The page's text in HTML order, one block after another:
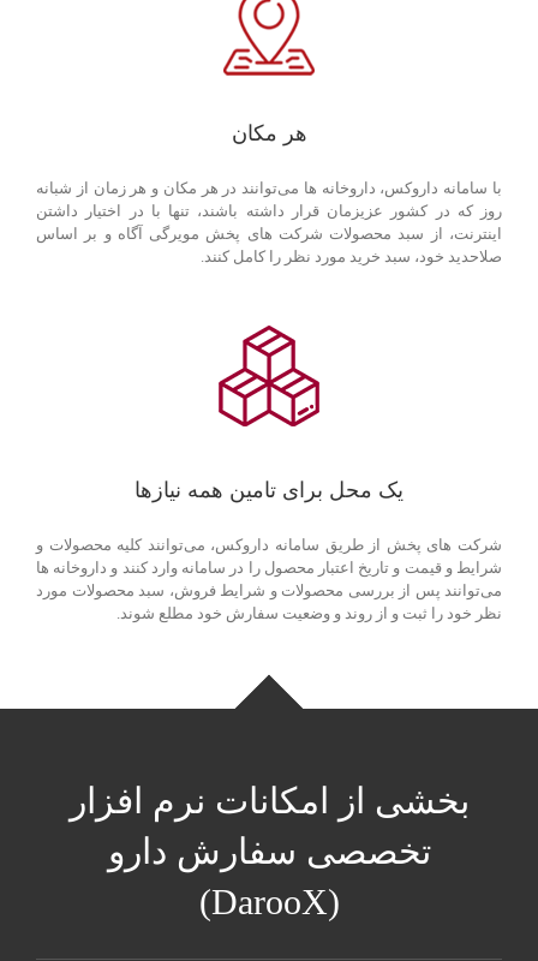
هر مکان
با سامانه داروکس، داروخانه ها می‌توانند در هر مکان و هر زمان از شبانه
روز که در کشور عزیزمان قرار داشته باشند، تنها با در اختیار داشتن
اینترنت، از سبد محصولات شرکت های پخش مویرگی آگاه و بر اساس
صلاحدید خود، سبد خرید مورد نظر را کامل کنند.
یک محل برای تامین همه نیازها
شرکت های پخش از طریق سامانه داروکس، می‌توانند کلیه محصولات و
شرایط و قیمت و تاریخ اعتبار محصول را در سامانه وارد کنند و داروخانه ها
می‌توانند پس از بررسی محصولات و شرایط فروش، سبد محصولات مورد
نظر خود را ثبت و از روند و وضعیت سفارش خود مطلع شوند.
بخشی از امکانات نرم افزار
تخصصی سفارش دارو
(DarooX)